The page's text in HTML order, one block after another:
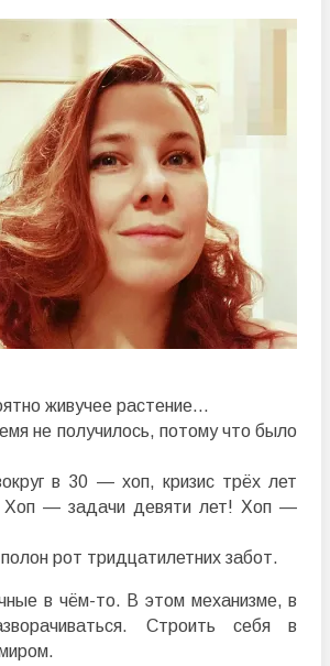
живучее растение…
не получилось, потому что было
в 30 — хоп, кризис трёх лет
Хоп — задачи девяти лет! Хоп —
рот тридцатилетних забот.
в чём-то. В этом механизме, в
Строить себя в